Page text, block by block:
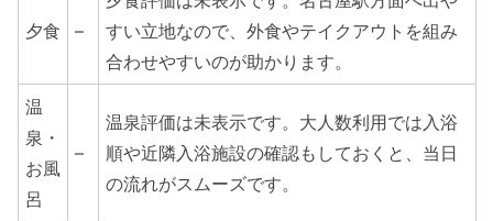
夕食 –
すい立地なので、外食やテイクアウトを組み
合わせやすいのが助かります。
温
泉・
お風
呂
–
温泉評価は未表示です。大人数利用では入浴
順や近隣入浴施設の確認もしておくと、当日
の流れがスムーズです。